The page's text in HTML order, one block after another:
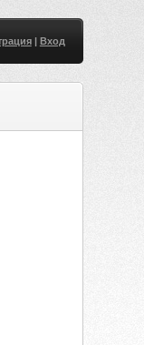
| Вход